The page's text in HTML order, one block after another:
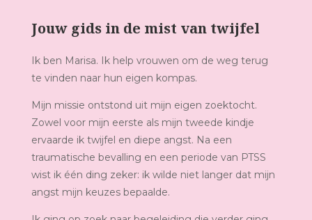
Jouw gids in de mist van twijfel
Ik ben Marisa. Ik help vrouwen om de weg terug
te vinden naar hun eigen kompas.
Mijn missie ontstond uit mijn eigen zoektocht.
Zowel voor mijn eerste als mijn tweede kindje
ervaarde ik twijfel en diepe angst. Na een
traumatische bevalling en een periode van PTSS
wist ik één ding zeker: ik wilde niet langer dat mijn
angst mijn keuzes bepaalde.